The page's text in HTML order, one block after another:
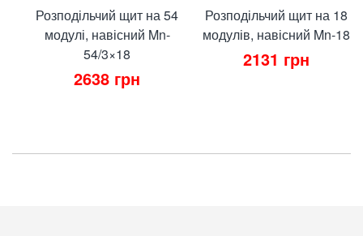
Розподільчий щит на 54
модулі, навісний Mn-
54/3×18
2638 грн
Розподільчий щит на 18
модулів, навісний Mn-18
2131 грн